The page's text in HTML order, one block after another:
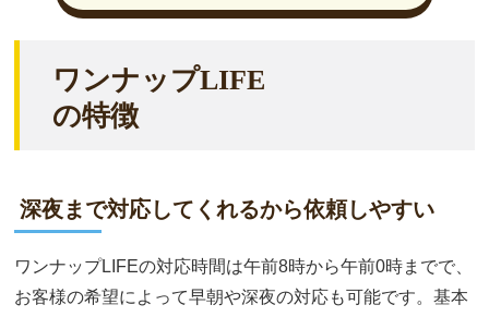
ワンナップLIFE
の特徴
深夜まで対応してくれるから依頼しやすい
ワンナップLIFEの対応時間は午前8時から午前0時までで、
お客様の希望によって早朝や深夜の対応も可能です。基本